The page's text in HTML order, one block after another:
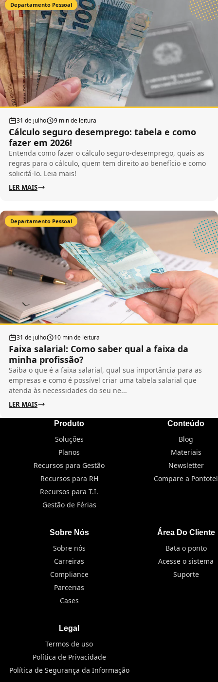
Departamento Pessoal
31 de julho 9 min de leitura
Cálculo seguro desemprego: tabela e como
fazer em 2026!
Entenda como fazer o cálculo seguro-desemprego, quais as
regras para o cálculo, quem tem direito ao benefício e como
solicitá-lo. Leia mais!
LER MAIS
Departamento Pessoal
31 de julho 10 min de leitura
Faixa salarial: Como saber qual a faixa da
minha profissão?
Saiba o que é a faixa salarial, qual sua importância para as
empresas e como é possível criar uma tabela salarial que
atenda às necessidades do seu ne...
LER MAIS
Produto
Soluções
Planos
Recursos para Gestão
Recursos para RH
Recursos para T.I.
Gestão de Férias
Conteúdo
Blog
Materiais
Newsletter
Compare a Pontotel
Sobre Nós
Sobre nós
Carreiras
Compliance
Parcerias
Cases
Área Do Cliente
Bata o ponto
Acesse o sistema
Suporte
Legal
Termos de uso
Política de Privacidade
Política de Segurança da Informação